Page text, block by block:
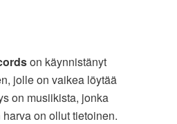
on käynnistänyt
jolle on vaikea löytää
on musiikista, jonka
on ollut tietoinen.